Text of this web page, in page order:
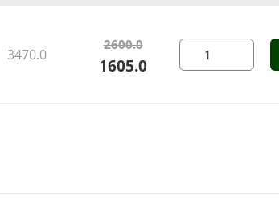
3470.0
2600.0
1605.0